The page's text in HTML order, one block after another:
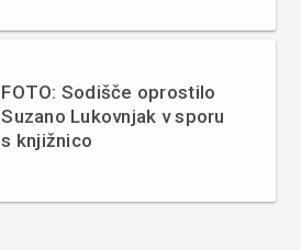
FOTO: Sodišče oprostilo
Suzano Lukovnjak v sporu
s knjižnico